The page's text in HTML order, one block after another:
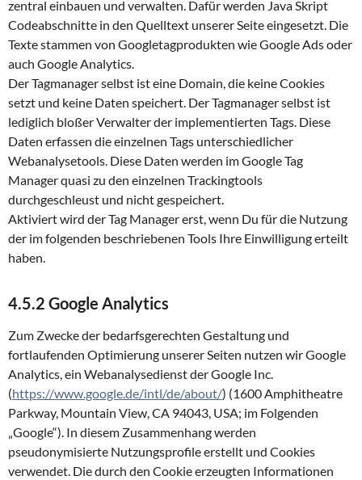
zentral einbauen und verwalten. Dafür werden Java Skript
Codeabschnitte in den Quelltext unserer Seite eingesetzt. Die
Texte stammen von Googletagprodukten wie Google Ads oder
auch Google Analytics.
Der Tagmanager selbst ist eine Domain, die keine Cookies
setzt und keine Daten speichert. Der Tagmanager selbst ist
lediglich bloßer Verwalter der implementierten Tags. Diese
Daten erfassen die einzelnen Tags unterschiedlicher
Webanalysetools. Diese Daten werden im Google Tag
Manager quasi zu den einzelnen Trackingtools
durchgeschleust und nicht gespeichert.
Aktiviert wird der Tag Manager erst, wenn Du für die Nutzung
der im folgenden beschriebenen Tools Ihre Einwilligung erteilt
haben.
4.5.2 Google Analytics
Zum Zwecke der bedarfsgerechten Gestaltung und
fortlaufenden Optimierung unserer Seiten nutzen wir Google
Analytics, ein Webanalysedienst der Google Inc.
(https://www.google.de/intl/de/about/) (1600 Amphitheatre
Parkway, Mountain View, CA 94043, USA; im Folgenden
„Google“). In diesem Zusammenhang werden
pseudonymisierte Nutzungsprofile erstellt und Cookies
verwendet. Die durch den Cookie erzeugten Informationen